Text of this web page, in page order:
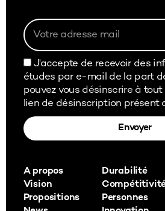
J'accepte de recevoir des
études par e-mail de la part
pouvez vous désinscrire à
lien de désinscription présent
Envoyer
A propos
Vision
Propositions
Durabilité
Personnes